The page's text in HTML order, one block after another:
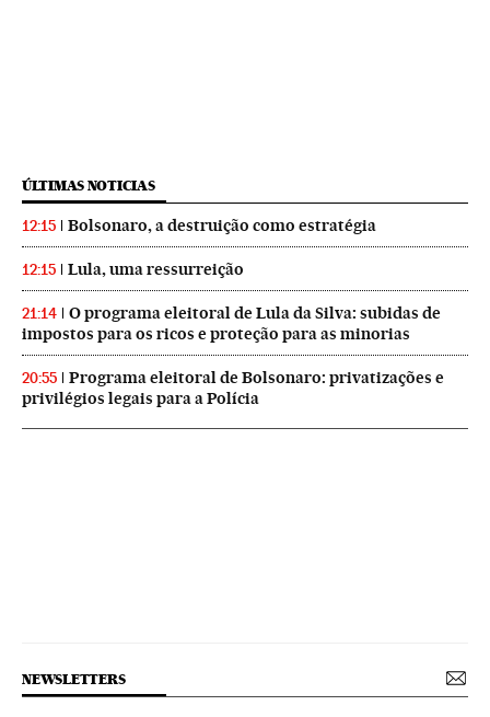
ÚLTIMAS NOTICIAS
12:15 Bolsonaro, a destruição como estratégia
12:15 Lula, uma ressurreição
21:14
O programa eleitoral de Lula da Silva: subidas de
impostos para os ricos e proteção para as minorias
20:55
Programa eleitoral de Bolsonaro: privatizações e
privilégios legais para a Polícia
NEWSLETTERS